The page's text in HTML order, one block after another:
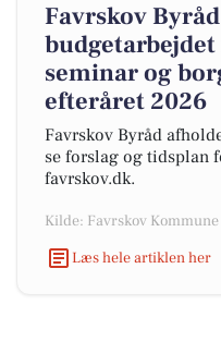
Favrskov
seminar og
efteråret 2026
Favrskov Byråd
se forslag og tidsplan
favrskov.dk.
Kilde: Favrskov Kommune
Læs hele artiklen her